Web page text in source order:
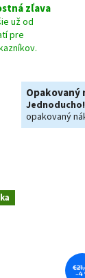
zľava
už od
pre
Opakovaný
Jednoducho!
opakovaný
–4